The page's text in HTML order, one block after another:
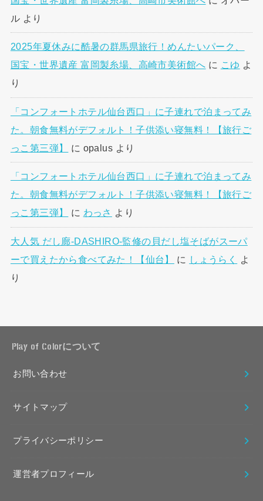
ル より
2025年夏休みに酷暑の群馬県旅行！めんたいパーク、
国宝・世界遺産 富岡製糸場、高崎市美術館へ に こゆ よ
り
「コンフォートホテル仙台西口」に子連れで泊まってみ
た。朝食無料がデフォルト！子供添い寝無料！【旅行ご
っこ第三弾】
に opalus より
「コンフォートホテル仙台西口」に子連れで泊まってみ
た。朝食無料がデフォルト！子供添い寝無料！【旅行ご
っこ第三弾】
に わっさ より
大人気 だし廊-DASHIRO-監修の貝だし塩そばがスーパ
ーで買えたから食べてみた！【仙台】
に しょうらく
よ
り
Play of Colorについて
お問い合わせ
サイトマップ
プライバシーポリシー
運営者プロフィール